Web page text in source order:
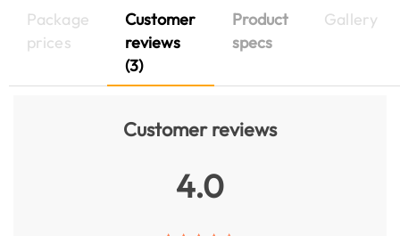
Package
prices
Customer
reviews
(3)
Product
specs
Gallery
Customer reviews
4.0